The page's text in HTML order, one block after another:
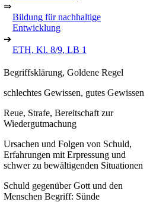
⇒
Bildung für nachhaltige
Entwicklung
➔
ETH, Kl. 8/9, LB 1
Begriffsklärung, Goldene Regel
schlechtes Gewissen, gutes Gewissen
Reue, Strafe, Bereitschaft zur
Wiedergutmachung
Ursachen und Folgen von Schuld,
Erfahrungen mit Erpressung und
schwer zu bewältigenden Situationen
Schuld gegenüber Gott und den
Menschen Begriff: Sünde